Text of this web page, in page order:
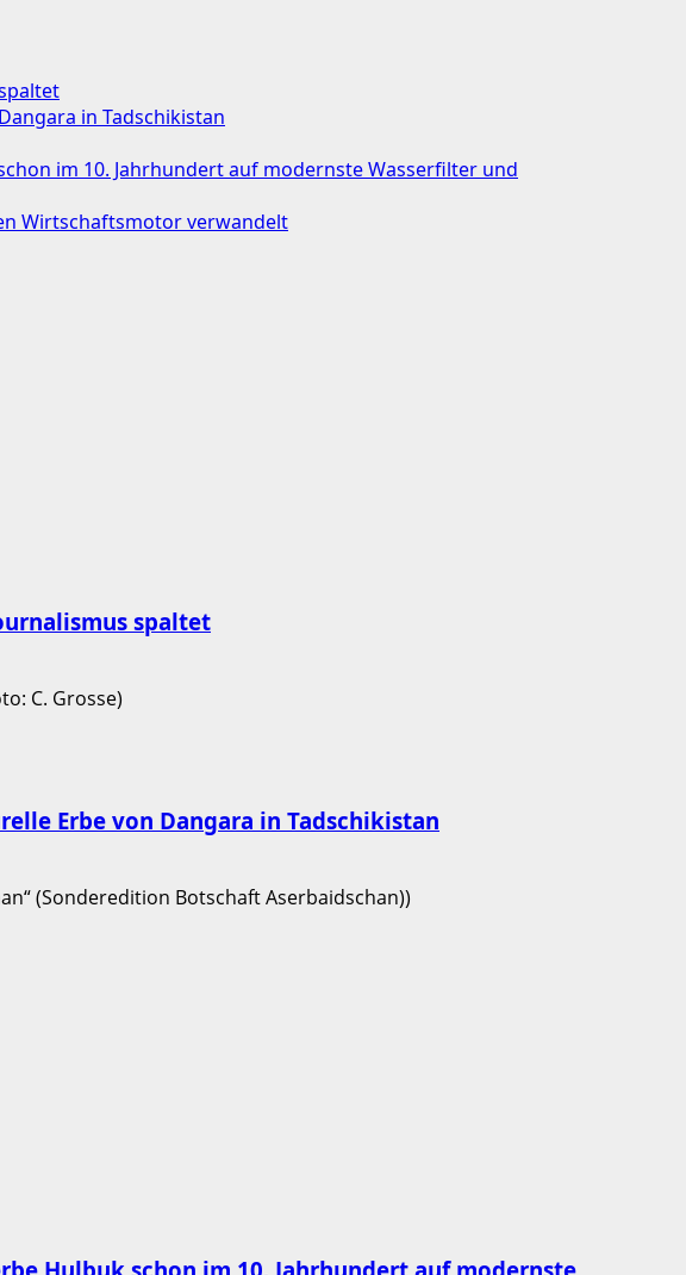
in Tadschikistan
im 10. Jahrhundert auf modernste Wasserfilter und
Wirtschaftsmotor verwandelt
spaltet
Erbe von Dangara in Tadschikistan